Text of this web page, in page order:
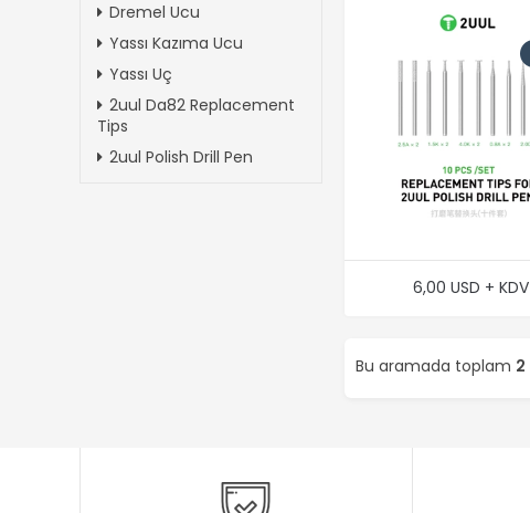
Dremel Ucu
Yassı Kazıma Ucu
Yassı Uç
2uul Da82 Replacement
Tips
2uul Polish Drill Pen
6,00 USD + KDV
Bu aramada toplam 2